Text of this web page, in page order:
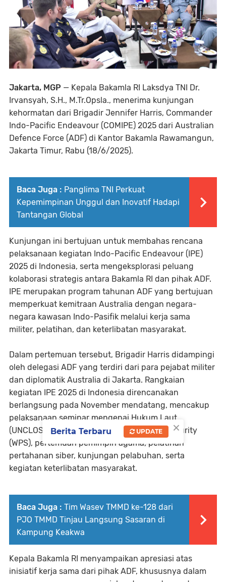
Jakarta, MGP — Kepala Bakamla RI Laksdya TNI Dr.
Irvansyah, S.H., M.Tr.Opsla., menerima kunjungan
kehormatan dari Brigadir Jennifer Harris, Commander
Indo-Pacific Endeavour (COMIPE) 2025 dari Australian
Defence Force (ADF) di Kantor Bakamla Rawamangun,
Jakarta Timur, Rabu (18/6/2025).
Baca Juga : Panglima TNI Perkuat
Kepemimpinan Unggul dan Inovatif Hadapi
Tantangan Global
Kunjungan ini bertujuan untuk membahas rencana
pelaksanaan kegiatan Indo-Pacific Endeavour (IPE)
2025 di Indonesia, serta mengeksplorasi peluang
kolaborasi strategis antara Bakamla RI dan pihak ADF.
IPE merupakan program tahunan ADF yang bertujuan
memperkuat kemitraan Australia dengan negara-
negara kawasan Indo-Pasifik melalui kerja sama
militer, pelatihan, dan keterlibatan masyarakat.
Dalam pertemuan tersebut, Brigadir Harris didampingi
oleh delegasi ADF yang terdiri dari para pejabat militer
dan diplomatik Australia di Jakarta. Rangkaian
kegiatan IPE 2025 di Indonesia direncanakan
berlangsung pada November mendatang, mencakup
pelaksanaan seminar mengenai Hukum Laut
(UNCLOS), kegiatan Women in Peace and Security
(WPS), pertemuan pemimpin agama, pelatihan
pertahanan siber, kunjungan pelabuhan, serta
kegiatan keterlibatan masyarakat.
Baca Juga : Tim Wasev TMMD ke-128 dari
PJO TMMD Tinjau Langsung Sasaran di
Kampung Keakwa
Kepala Bakamla RI menyampaikan apresiasi atas
inisiatif kerja sama dari pihak ADF, khususnya dalam
×
Berita Terbaru UPDATE